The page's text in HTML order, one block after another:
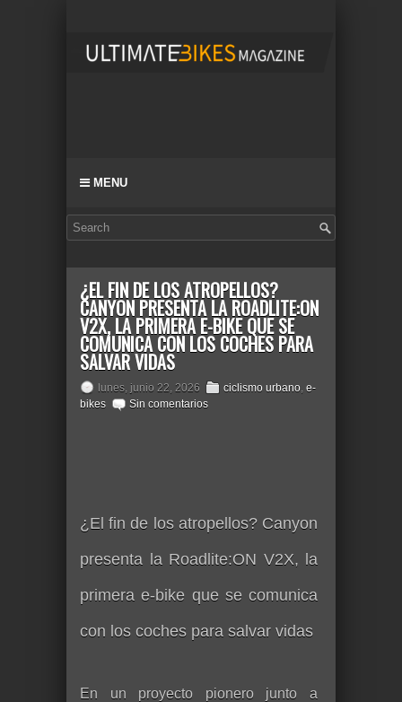
MENU
¿EL FIN DE LOS ATROPELLOS?
CANYON PRESENTA LA ROADLITE:ON
V2X, LA PRIMERA E-BIKE QUE SE
COMUNICA CON LOS COCHES PARA
SALVAR VIDAS
lunes, junio 22, 2026 ciclismo urbano, e-
bikes
Sin comentarios
¿El fin de los atropellos? Canyon
presenta la Roadlite:ON V2X, la
primera e-bike que se comunica
con los coches para salvar vidas
En un proyecto pionero junto a